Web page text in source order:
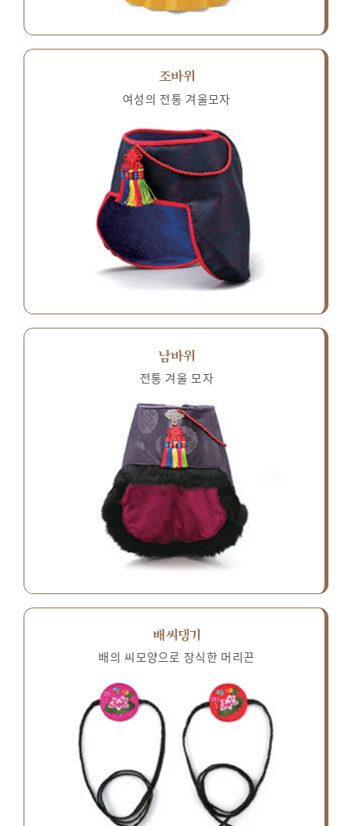
조바위
여성의 전통 겨울모자
남바위
전통 겨울 모자
배씨댕기
배의 씨모양으로 장식한 머리끈